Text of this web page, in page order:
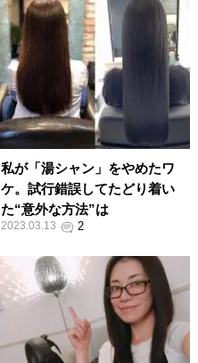
私が「湯シャン」をやめたワ
ケ。試行錯誤してたどり着い
た“意外な方法”は
2023.03.13